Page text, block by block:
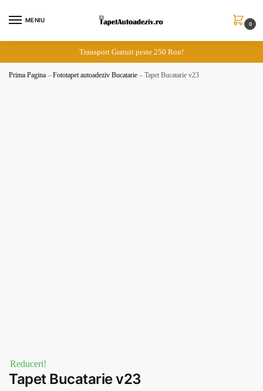
MENIU
0
Transport Gratuit peste 250 Ron!
Prima Pagina – Fototapet autoadeziv Bucatarie – Tapet Bucatarie v23
Reduceri!
Tapet Bucatarie v23